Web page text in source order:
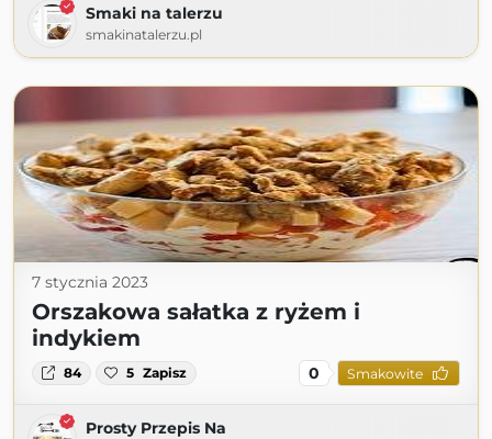
Smaki na talerzu
smakinatalerzu.pl
7 stycznia 2023
Orszakowa sałatka z ryżem i
indykiem
84 5 Zapisz 0 Smakowite
Prosty Przepis Na